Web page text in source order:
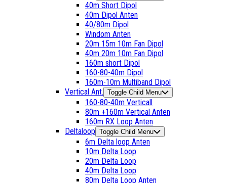
40m Short Dipol
40m Dipol Anten
40/80m Dipol
Windom Anten
20m 15m 10m Fan Dipol
40m 20m 10m Fan Dipol
160m short Dipol
160-80-40m Dipol
160m-10m Multiband Dipol
Vertical Ant. Toggle Child Menu
160-80-40m Verticall
80m +160m Vertical Anten
160m RX Loop Anten
Deltaloop Toggle Child Menu
6m Delta loop Anten
10m Delta Loop
20m Delta Loop
40m Delta Loop
80m Delta Loop Anten